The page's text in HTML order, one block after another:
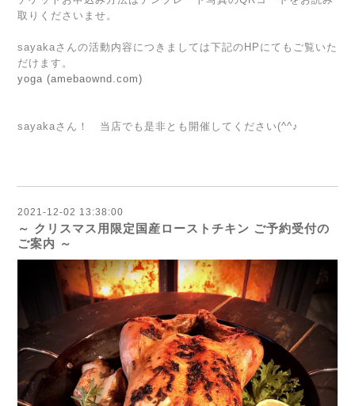
取りくださいませ。
sayakaさんの活動内容につきましては下記のHPにてもご覧いた
だけます。
yoga (amebaownd.com)
sayakaさん！ 当店でも是非とも開催してください(^^♪
2021-12-02 13:38:00
～ クリスマス用限定国産ローストチキン ご予約受付の
ご案内 ～